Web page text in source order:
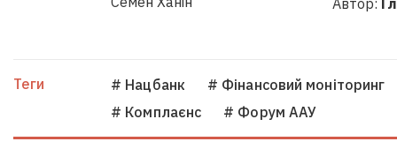
Автор:
Теги # Нацбанк
# Фінансовий моніторинг
# Комплаєнс
# Форум ААУ